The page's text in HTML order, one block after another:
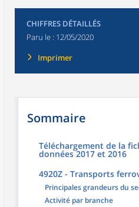
CHIFFRES DÉTAILLÉS
Paru le : 12/05/2020
Imprimer
Sommaire
Téléchargement de la
données 2017 et 2016
4920Z - Transports
Principales grandeurs du
Activité par branche